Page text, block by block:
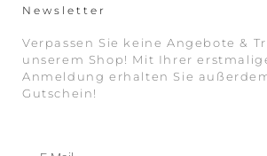
Newsletter
Verpassen Sie keine Angebote &
unserem Shop! Mit Ihrer
Anmeldung erhalten Sie
Gutschein!